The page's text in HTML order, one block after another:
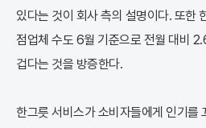
있다는 것이 회사 측의 설명이다. 또한
점업체 수도 6월 기준으로 전월 대비
겁다는 것을 방증한다.
한그릇 서비스가 소비자들에게 인기를